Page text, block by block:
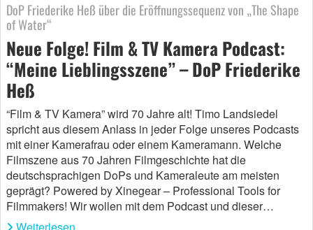
DoP Friederike Heß über die Eröffnungssequenz von „The Shape
of Water“
Neue Folge! Film & TV Kamera Podcast:
“Meine Lieblingsszene” – DoP Friederike
Heß
“Film & TV Kamera” wird 70 Jahre alt! Timo Landsiedel
spricht aus diesem Anlass in jeder Folge unseres Podcasts
mit einer Kamerafrau oder einem Kameramann. Welche
Filmszene aus 70 Jahren Filmgeschichte hat die
deutschsprachigen DoPs und Kameraleute am meisten
geprägt? Powered by Xinegear – Professional Tools for
Filmmakers! Wir wollen mit dem Podcast und dieser…